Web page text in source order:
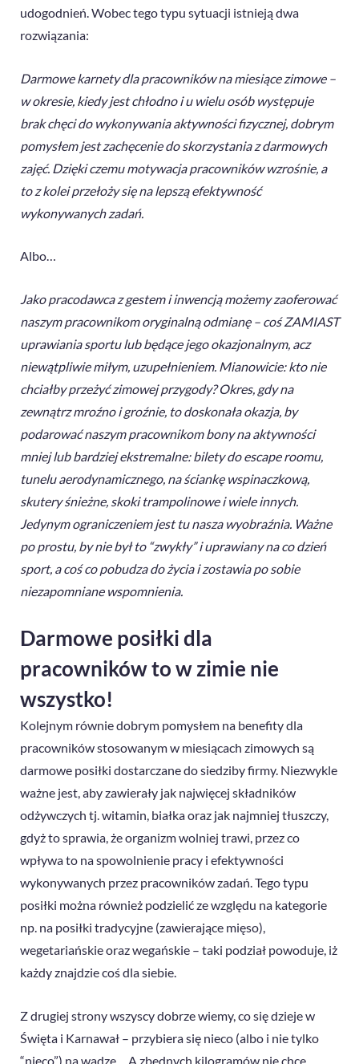
udogodnień. Wobec tego typu sytuacji istnieją dwa
rozwiązania:
Darmowe karnety dla pracowników na miesiące zimowe –
w okresie, kiedy jest chłodno i u wielu osób występuje
brak chęci do wykonywania aktywności fizycznej, dobrym
pomysłem jest zachęcenie do skorzystania z darmowych
zajęć. Dzięki czemumotywacja pracowników wzrośnie, a
to z kolei przełoży się na lepszą efektywność
wykonywanych zadań.
Albo…
Jako pracodawca z gestem i inwencją możemy zaoferować
naszym pracownikom oryginalną odmianę – coś ZAMIAST
uprawiania sportu lub będące jego okazjonalnym, acz
niewątpliwie miłym, uzupełnieniem. Mianowicie: kto nie
chciałby przeżyć zimowej przygody? Okres, gdy na
zewnątrz mroźno i groźnie, to doskonała okazja, by
podarować naszym pracownikom bony na aktywności
mniej lub bardziej ekstremalne: bilety do escape roomu,
tunelu aerodynamicznego, na ściankę wspinaczkową,
skutery śnieżne, skoki trampolinowe i wiele innych.
Jedynym ograniczeniem jest tu nasza wyobraźnia. Ważne
po prostu, by nie był to “zwykły” i uprawiany na co dzień
sport, a coś co pobudza do życia i zostawia po sobie
niezapomniane wspomnienia.
Darmowe posiłki dla
pracowników to w zimie nie
wszystko!
Kolejnym równie dobrym pomysłem na benefity dla
pracowników stosowanym w miesiącach zimowych są
darmowe posiłki dostarczane do siedziby firmy. Niezwykle
ważne jest, aby zawierały jak najwięcej składników
odżywczych tj. witamin, białka oraz jak najmniej tłuszczy,
gdyż to sprawia, że organizm wolniej trawi, przez co
wpływa to na spowolnienie pracy i efektywności
wykonywanych przez pracowników zadań. Tego typu
posiłki można również podzielić ze względu na kategorie
np. na posiłki tradycyjne (zawierające mięso),
wegetariańskie oraz wegańskie – taki podział powoduje, iż
każdy znajdzie coś dla siebie.
Z drugiej strony wszyscy dobrze wiemy, co się dzieje w
Święta i Karnawał – przybiera się nieco (albo i nie tylko
“nieco”) na wadze… A zbędnych kilogramów nie chce